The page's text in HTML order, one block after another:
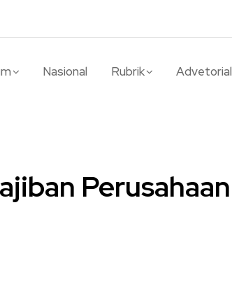
Nasional Rubrik Advetorial
Perusahaan